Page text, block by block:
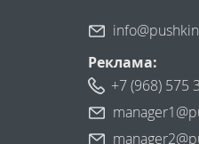
Реклама:
+7 (968) 575